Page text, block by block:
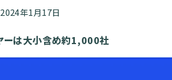
2024年1月17日
は大小含め約1,000社